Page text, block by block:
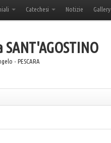
Catechesi Notizie Gallery
SANT'AGOSTINO
- PESCARA